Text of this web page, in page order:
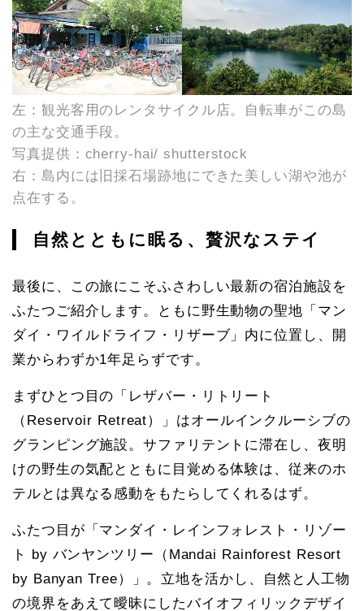
左：観光客用のレンタサイクル店。自転車がこの島
の主な交通手段。
写真提供：cherry-hai/ shutterstock
右：島内には旧採石場跡地にできた美しい湖や池が
点在する。
自然とともに眠る、贅沢なステイ
最後に、この旅にこそふさわしい最新の宿泊施設を
ふたつご紹介します。ともに野生動物の聖地「マン
ダイ・ワイルドライフ・リザーブ」内に位置し、開
業からわずか1年足らずです。
まずひとつ目の「レザバー・リトリート
（Reservoir Retreat）」はオールインクルーシブの
グランピング施設。サファリテントに滞在し、夜明
けの野生の気配とともに目覚める体験は、従来のホ
テルとは異なる感動をもたらしてくれるはず。
ふたつ目が「マンダイ・レインフォレスト・リゾー
ト by バンヤンツリー（Mandai Rainforest Resort
by Banyan Tree）」。立地を活かし、自然と人工物
の境界をあえて曖昧にしたバイオフィリックデザイ